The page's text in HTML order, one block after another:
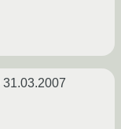
31.03.2007